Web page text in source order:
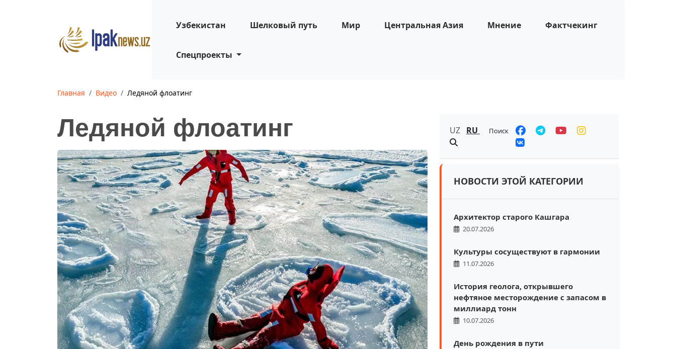
Узбекистан Шелковый путь Мир Центральная Азия Мнение Фактчекинг
Спецпроекты
Главная Видео Ледяной флоатинг
Ледяной флоатинг UZ RU Поиск
НОВОСТИ ЭТОЙ КАТЕГОРИИ
Архитектор старого Кашгара
20.07.2026
Культуры сосуществуют в гармонии
11.07.2026
История геолога, открывшего
нефтяное месторождение с запасом в
миллиард тонн
10.07.2026
День рождения в пути